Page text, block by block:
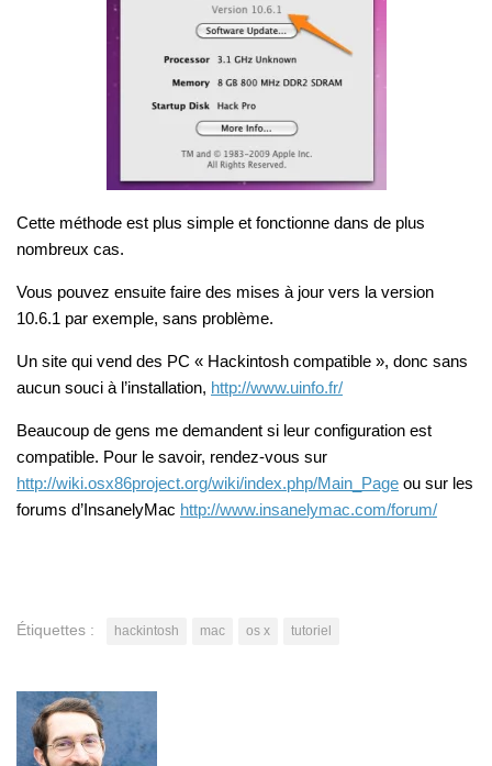
Cette méthode est plus simple et fonctionne dans de plus
nombreux cas.
Vous pouvez ensuite faire des mises à jour vers la version
10.6.1 par exemple, sans problème.
Un site qui vend des PC « Hackintosh compatible », donc sans
aucun souci à l’installation, http://www.uinfo.fr/
Beaucoup de gens me demandent si leur configuration est
compatible. Pour le savoir, rendez-vous sur
http://wiki.osx86project.org/wiki/index.php/Main_Page ou sur les
forums d’InsanelyMac http://www.insanelymac.com/forum/
Étiquettes : hackintosh mac os x tutoriel